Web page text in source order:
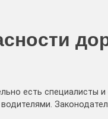
есть специалисты